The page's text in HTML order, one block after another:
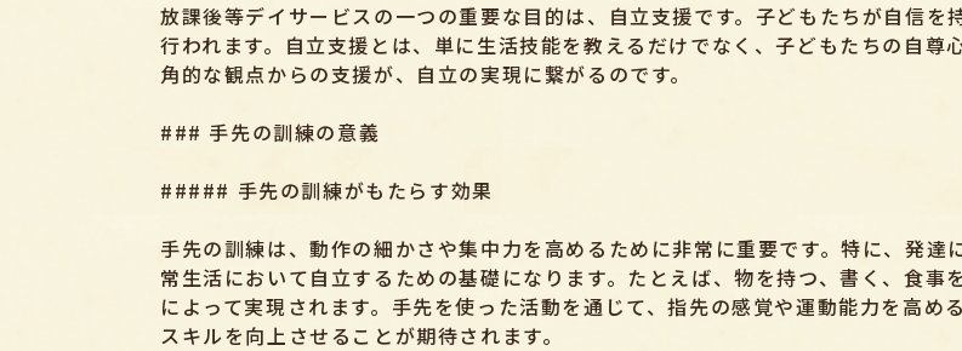
放課後等デイサービスの一つの重要な目的は、自立支援です。子どもたちが自信
行われます。自立支援とは、単に生活技能を教えるだけでなく、子どもたちの自尊
角的な観点からの支援が、自立の実現に繋がるのです。
### 手先の訓練の意義
##### 手先の訓練がもたらす効果
手先の訓練は、動作の細かさや集中力を高めるために非常に重要です。特に、発達
常生活において自立するための基礎になります。たとえば、物を持つ、書く、食
によって実現されます。手先を使った活動を通じて、指先の感覚や運動能力を高
スキルを向上させることが期待されます。